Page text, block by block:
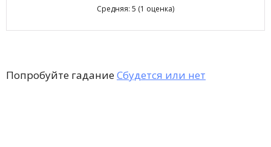
Средняя: 5 (1 оценка)
Попробуйте гаданиеСбудется или нет